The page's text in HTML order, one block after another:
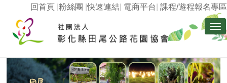
課程/遊程報名專區
電商平台
快速連結
粉絲團 |
回首頁